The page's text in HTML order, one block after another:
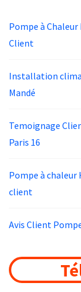
Pompe à
Client
Installation
Mandé
Temoignage
Paris 16
Pompe à
client
Avis Client